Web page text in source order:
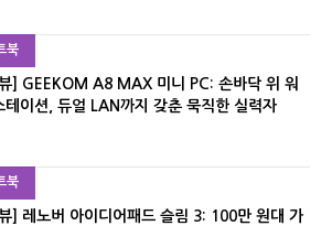
북
뷰] GEEKOM A8 MAX 미니 PC: 손바닥 위 워
테이션, 듀얼 LAN까지 갖춘 묵직한 실력자
북
뷰] 레노버 아이디어패드 슬림 3: 100만 원대 가